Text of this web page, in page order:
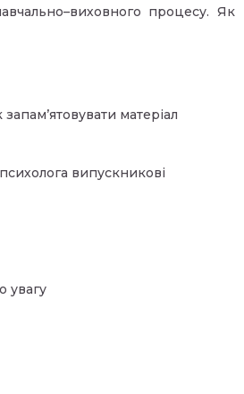
процесу. Як
матеріал
випускникові
увагу